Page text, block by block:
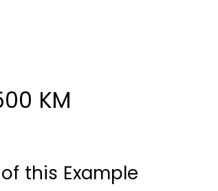
KM
this Example